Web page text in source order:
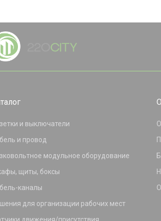
и выключатели
и провод
модульное оборудование
щиты, боксы
каналы
для организации рабочих мест
движения/присутствия